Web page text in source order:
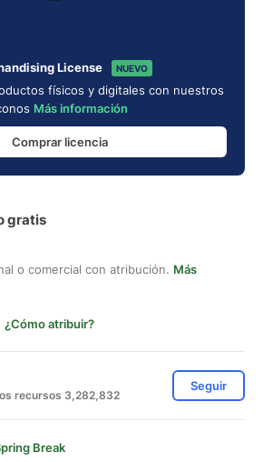
License NUEVO
físicos y digitales con nuestros
Más información
Comprar licencia
gratis
o comercial con atribución. Más
¿Cómo atribuir?
recursos 3,282,832
Seguir
Break